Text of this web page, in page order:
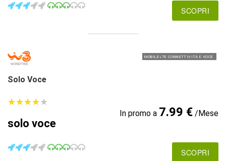
SCOPRI
MOBILE LTE CONNETTIVITÀ E VOCE
Solo Voce
★★★★★
★★★★★
solo voce
In promo a 7.99 €/Mese
SCOPRI